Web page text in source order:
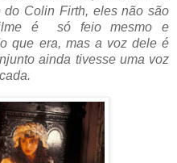
Colin Firth, eles não são
é só feio mesmo e
que era, mas a voz dele é
ainda tivesse uma voz